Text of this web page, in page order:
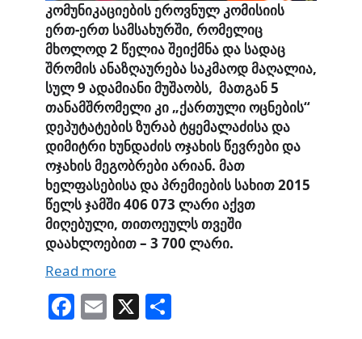
კომუნიკაციების ეროვნულ კომისიის
ერთ-ერთ სამსახურში, რომელიც
მხოლოდ 2 წელია შეიქმნა და სადაც
შრომის ანაზღაურება საკმაოდ მაღალია,
სულ 9 ადამიანი მუშაობს, მათგან 5
თანამშრომელი კი „ქართული ოცნების“
დეპუტატების ზურაბ ტყემალაძისა და
დიმიტრი ხუნდაძის ოჯახის წევრები და
ოჯახის მეგობრები არიან. მათ
ხელფასებისა და პრემიების სახით 2015
წელს ჯამში 406 073 ლარი აქვთ
მიღებული, თითოეულს თვეში
დაახლოებით – 3 700 ლარი.
Read more
Fa E X